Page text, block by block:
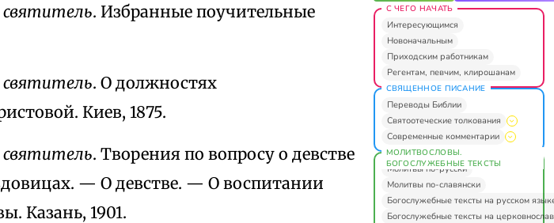
святитель. Избранные поучительные
святитель. О должностях
Киев, 1875.
святитель. Творения по вопросу о девстве
— O девстве. — O воспитании
Казань, 1901.
С ЧЕГО НАЧАТЬ
Интересующимся
Новоначальным
Приходским работникам
Регентам, певчим, клирошанам
СВЯЩЕННОЕ ПИСАНИЕ
Переводы Библии
Святоотеческие толкования
Современные комментарии
МОЛИТВОСЛОВЫ.
БОГОСЛУЖЕБНЫЕ ТЕКСТЫ
Молитвы по-русски
Молитвы по-славянски
Богослужебные тексты на русском
Богослужебные тексты на